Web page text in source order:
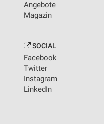
Angebote
Magazin
SOCIAL
Facebook
Twitter
Instagram
LinkedIn